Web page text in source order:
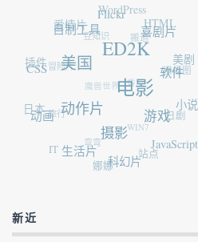
电影
ED2K
美国
动作片
摄影
游戏
软件
喜剧片
Flickr
自制工具
CSS
动画
生活片
科幻片
JavaScript
小说
美剧
HTML
WordPress
爱情片
插件
日本
IT
娜娜
站点
日剧
横幅图
搬运
豆知识
冒险片
旅行
弯弯
WIN7
香港
魔兽世界
新近